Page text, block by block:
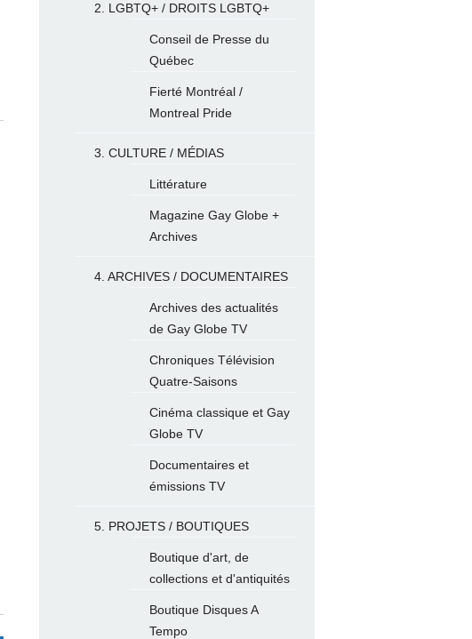
2. LGBTQ+ / DROITS LGBTQ+
Conseil de Presse du
Québec
Fierté Montréal /
Montreal Pride
3. CULTURE / MÉDIAS
Littérature
Magazine Gay Globe +
Archives
4. ARCHIVES / DOCUMENTAIRES
Archives des actualités
de Gay Globe TV
Chroniques Télévision
Quatre-Saisons
Cinéma classique et Gay
Globe TV
Documentaires et
émissions TV
5. PROJETS / BOUTIQUES
Boutique d'art, de
collections et d'antiquités
Boutique Disques A
Tempo